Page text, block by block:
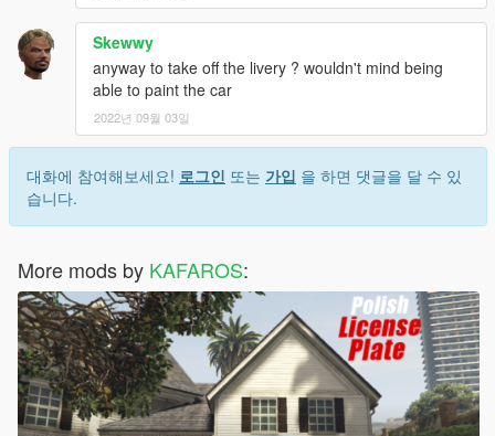
Skewwy
anyway to take off the livery ? wouldn't mind being
able to paint the car
2022년 09월 03일
대화에 참여해보세요! 로그인 또는 가입 을 하면 댓글을 달 수 있
습니다.
More mods by KAFAROS: